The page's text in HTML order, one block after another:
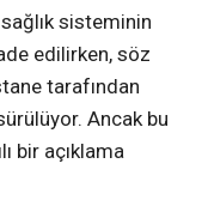
sisteminin
edilirken, söz
tarafından
Ancak bu
bir açıklama